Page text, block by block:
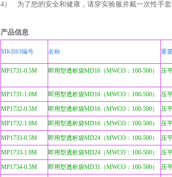
4） 为了您的安全和健康，请穿实验服并戴一次性手套
产品信息
MKBIO编号 名称 重
MP1731-0.5M 即用型透析袋MD10（MWCO：100-500） 压
MP1731-1.0M 即用型透析袋MD10（MWCO：100-500） 压
MP1732-0.5M 即用型透析袋MD16（MWCO：100-500） 压
MP1732-1.0M 即用型透析袋MD16（MWCO：100-500） 压
MP1733-0.5M 即用型透析袋MD24（MWCO：100-500） 压
MP1733-1.0M 即用型透析袋MD24（MWCO：100-500） 压
MP1734-0.5M 即用型透析袋MD31（MWCO：100-500） 压